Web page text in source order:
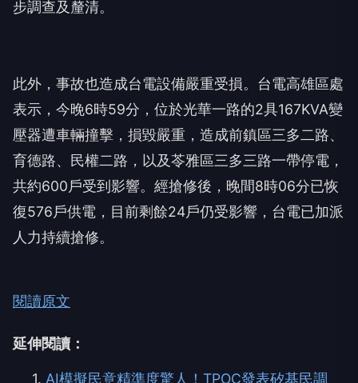
步調查及釐清。
此外，事故也造成台電設備嚴重受損。台電高雄區處
表示，今晚6時59分，位於光華一路的2具167KVA變
壓器遭車輛撞擊，損毀嚴重，造成前鎮區三多二路、
育德路、民權二路，以及苓雅區三多三路一帶停電，
共約600戶受到影響。經搶修後，晚間8時06分已恢
復576戶供電，目前剩餘24戶仍受影響，台電已加派
人力持續搶修。
閱讀原文
延伸閱讀：
1. AI模擬民意精準度驚人！TPOC發表矽基民調